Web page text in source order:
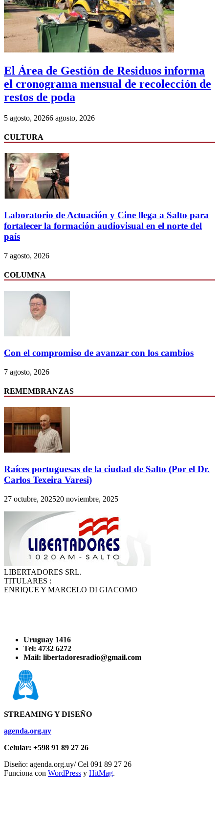
El Área de Gestión de Residuos informa
el cronograma mensual de recolección de
restos de poda
5 agosto, 20266 agosto, 2026
CULTURA
Laboratorio de Actuación y Cine llega a Salto para
fortalecer la formación audiovisual en el norte del
país
7 agosto, 2026
COLUMNA
Con el compromiso de avanzar con los cambios
7 agosto, 2026
REMEMBRANZAS
Raíces portuguesas de la ciudad de Salto (Por el Dr.
Carlos Texeira Varesi)
27 octubre, 202520 noviembre, 2025
LIBERTADORES SRL.
TITULARES :
ENRIQUE Y MARCELO DI GIACOMO
Uruguay 1416
Tel: 4732 6272
Mail: libertadoresradio@gmail.com
STREAMING Y DISEÑO
agenda.org.uy
Celular: +598 91 89 27 26
Diseño: agenda.org.uy/ Cel 091 89 27 26
Funciona con WordPress y HitMag.